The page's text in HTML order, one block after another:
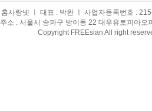
홈사랑넷 ㅣ 대표 : 박완 ㅣ 사업자등록번호 :
주소 : 서울시 송파구 방이동 22 대우유토피아
Copyright FREEsian All right